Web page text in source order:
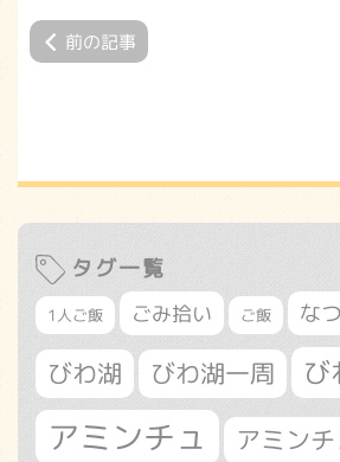
前の記事
タグ一覧
1人ご飯 ごみ拾い ご飯 な
びわ湖 びわ湖一周 び
アミンチュ アミン